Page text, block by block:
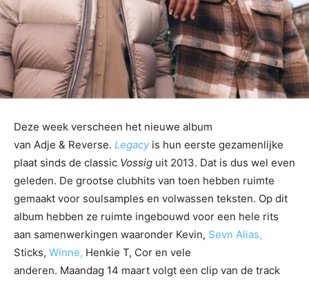
Deze week verscheen het nieuwe album
van Adje & Reverse. Legacy is hun eerste gezamenlijke
plaat sinds de classic Vossig uit 2013. Dat is dus wel even
geleden. De grootse clubhits van toen hebben ruimte
gemaakt voor soulsamples en volwassen teksten. Op dit
album hebben ze ruimte ingebouwd voor een hele rits
aan samenwerkingen waaronder Kevin, Sevn Alias,
Sticks, Winne, Henkie T, Cor en vele
anderen. Maandag 14 maart volgt een clip van de track